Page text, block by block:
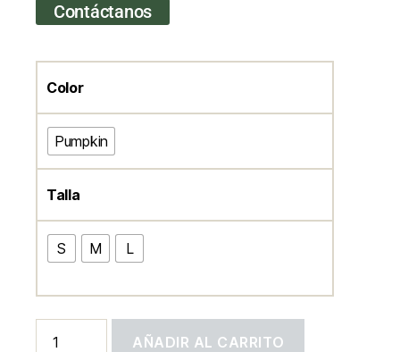
Contáctanos
Color
Pumpkin
Talla
S M L
AÑADIR AL CARRITO